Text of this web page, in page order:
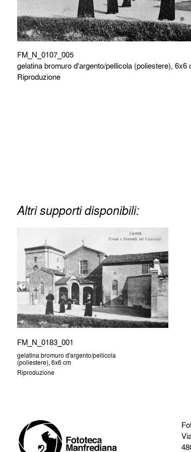
FM_N_0107_005
gelatina bromuro d'argento/pellicola (poliestere), 6x6
Riproduzione
Altri supporti disponibili:
FM_N_0183_001
gelatina bromuro d'argento/pellicola
(poliestere), 6x6 cm
Riproduzione